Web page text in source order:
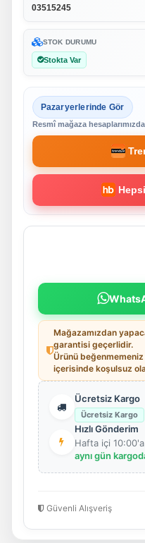
03515245
STOK DURUMU
Stokta Var
Pazaryerlerinde Gör
Resmî mağaza
Mağazamızdan
garantisi geçerlidir.
Ürünü
içerisinde koşulsuz
Ücretsiz Kargo
Ücretsiz Kargo
Hızlı Gönderim
Hafta içi
aynı gün
Güvenli Alışveriş